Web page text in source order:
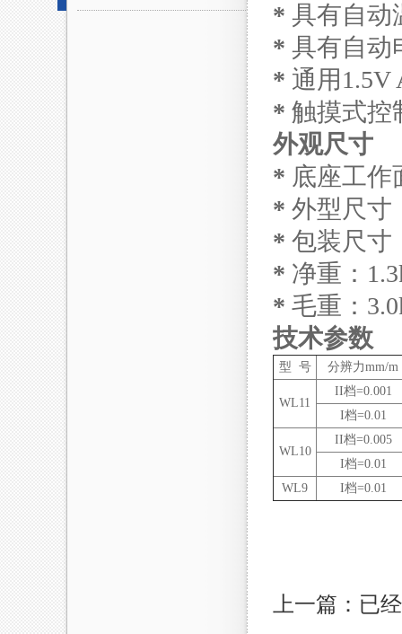
* 具有自动
* 具有自动
* 通用1.5V
* 触摸式控
外观尺寸
* 底座工作
* 外型尺寸
* 包装尺寸
* 净重：
* 毛重：
技术参数
型 号 分辨力mm/m
WL11
II档=0.001
I档=0.01
WL10
II档=0.005
I档=0.01
WL9
I档=0.01
上一篇：已